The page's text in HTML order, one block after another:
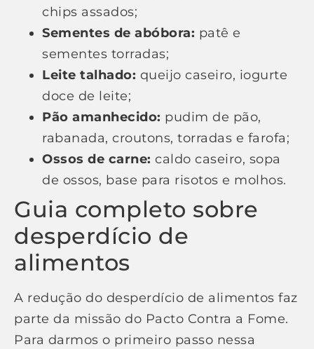
chips assados;
Sementes de abóbora: patê e
sementes torradas;
Leite talhado: queijo caseiro, iogurte
doce de leite;
Pão amanhecido: pudim de pão,
rabanada, croutons, torradas e farofa;
Ossos de carne: caldo caseiro, sopa
de ossos, base para risotos e molhos.
Guia completo sobre
desperdício de
alimentos
A redução do desperdício de alimentos faz
parte da missão do Pacto Contra a Fome.
Para darmos o primeiro passo nessa